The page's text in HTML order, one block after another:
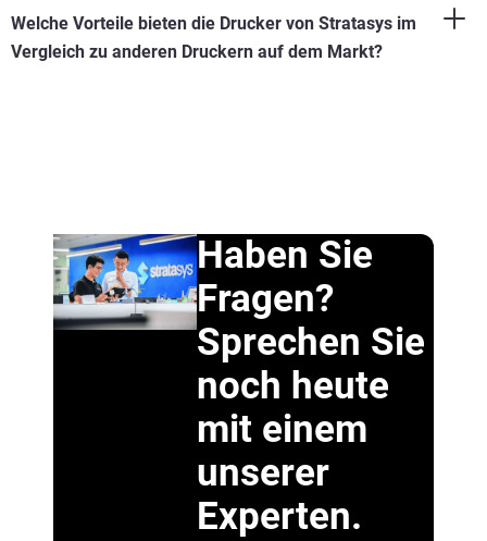
Welche Vorteile bieten die Drucker von Stratasys im
Vergleich zu anderen Druckern auf dem Markt?
Haben Sie
Fragen?
Sprechen Sie
noch heute
mit einem
unserer
Experten.